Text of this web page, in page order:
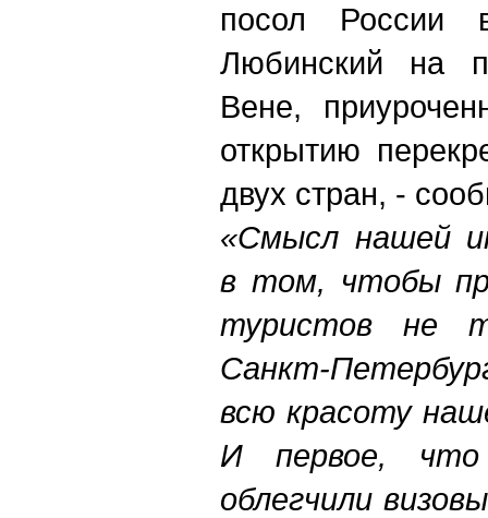
посол России
Любинский на
Вене,
открытию
двух стран, -
«Смысл нашей
в том, чтобы
туристов не
Санкт-
всю красоту
И первое,
облегчили